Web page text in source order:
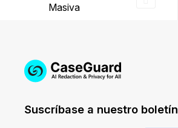
Masiva
Suscríbase a nuestro boletín